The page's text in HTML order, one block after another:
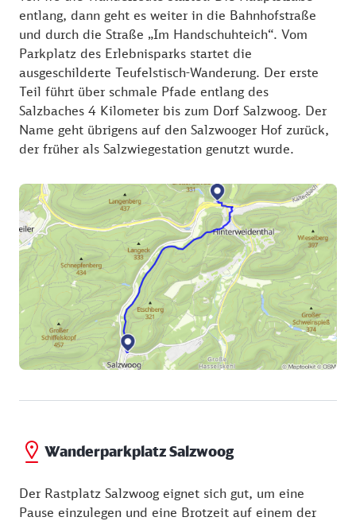
entlang, dann geht es weiter in die Bahnhofstraße
und durch die Straße „Im Handschuhteich“. Vom
Parkplatz des Erlebnisparks startet die
ausgeschilderte Teufelstisch-Wanderung. Der erste
Teil führt über schmale Pfade entlang des
Salzbaches 4 Kilometer bis zum Dorf Salzwoog. Der
Name geht übrigens auf den Salzwooger Hof zurück,
der früher als Salzwiegestation genutzt wurde.
Wanderparkplatz Salzwoog
Der Rastplatz Salzwoog eignet sich gut, um eine
Pause einzulegen und eine Brotzeit auf einem der